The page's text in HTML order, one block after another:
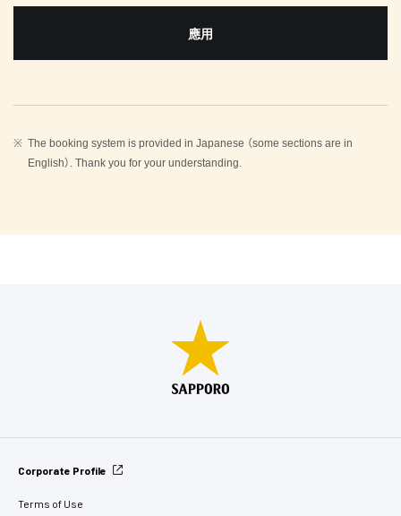
應用
The booking system is provided in Japanese （some sections are in
English）. Thank you for your understanding.
Corporate Profile
Terms of Use